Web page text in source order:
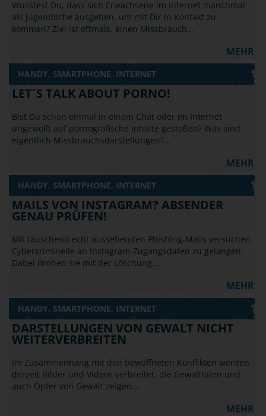
Wusstest Du, dass sich Erwachsene im Internet manchmal
als Jugendliche ausgeben, um mit Dir in Kontakt zu
kommen? Ziel ist oftmals, einen Missbrauch…
MEHR
HANDY, SMARTPHONE, INTERNET
LET´S TALK ABOUT PORNO!
Bist Du schon einmal in einem Chat oder im Internet
ungewollt auf pornografische Inhalte gestoßen? Was sind
eigentlich Missbrauchsdarstellungen?…
MEHR
HANDY, SMARTPHONE, INTERNET
MAILS VON INSTAGRAM? ABSENDER
GENAU PRÜFEN!
Mit täuschend echt aussehenden Phishing-Mails versuchen
Cyberkriminelle an Instagram-Zugangsdaten zu gelangen.
Dabei drohen sie mit der Löschung…
MEHR
HANDY, SMARTPHONE, INTERNET
DARSTELLUNGEN VON GEWALT NICHT
WEITERVERBREITEN
Im Zusammenhang mit den bewaffneten Konflikten werden
derzeit Bilder und Videos verbreitet, die Gewalttaten und
auch Opfer von Gewalt zeigen.…
MEHR